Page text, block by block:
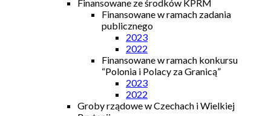
Finansowane ze środków KPRM
Finansowane w ramach zadania
publicznego
2023
2022
Finansowane w ramach konkursu
“Polonia i Polacy za Granicą”
2023
2022
Groby rządowe w Czechach i Wielkiej